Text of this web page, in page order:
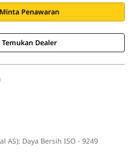
Minta Penawaran
Temukan Dealer
AS): Daya Bersih ISO - 9249